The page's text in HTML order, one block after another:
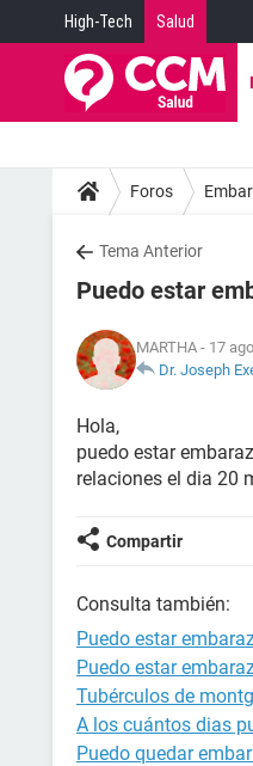
High-Tech Salud
Foros
Tema Anterior
Puedo estar
MARTHA - 17
Dr. Joseph
Hola,
puedo estar
relaciones el dia 20
Compartir
Consulta también:
Puedo estar
Puedo estar
Tubérculos de
A los cuántos dias
Puedo quedar